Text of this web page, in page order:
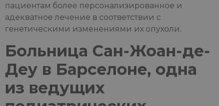
пациентам более персонализированное и
адекватное лечение в соответствии с
генетическими изменениями их опухоли.
Больница Сан-Жоан-де-
Деу в Барселоне, одна
из ведущих